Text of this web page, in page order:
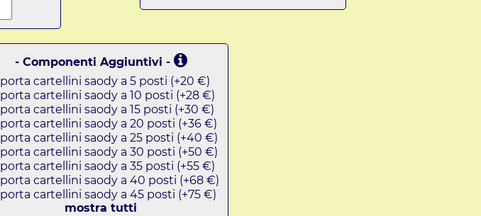
- Componenti Aggiuntivi -
porta cartellini saody a 5 posti (+20 €)
porta cartellini saody a 10 posti (+28 €)
porta cartellini saody a 15 posti (+30 €)
porta cartellini saody a 20 posti (+36 €)
porta cartellini saody a 25 posti (+40 €)
porta cartellini saody a 30 posti (+50 €)
porta cartellini saody a 35 posti (+55 €)
porta cartellini saody a 40 posti (+68 €)
porta cartellini saody a 45 posti (+75 €)
mostra tutti